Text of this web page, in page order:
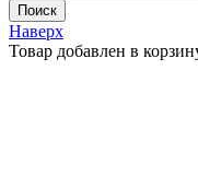
Наверх
Товар добавлен в